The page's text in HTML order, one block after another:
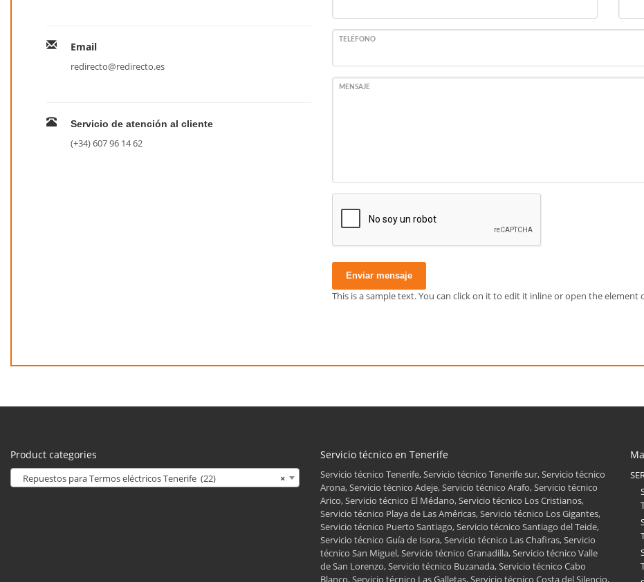
Email
redirecto@redirecto.es
Servicio de atención al cliente
(+34) 607 96 14 62
TELÉFONO
MENSAJE
Enviar mensaje
This is a sample text. You can click on it to edit it inline or open the
Product categories
×
Repuestos para Termos eléctricos Tenerife (22)
Servicio técnico en Tenerife
Servicio técnico Tenerife, Servicio técnico Tenerife sur, Servicio técnico
Arona, Servicio técnico Adeje, Servicio técnico Arafo, Servicio técnico
Arico, Servicio técnico El Médano, Servicio técnico Los Cristianos,
Servicio técnico Playa de Las Américas, Servicio técnico Los Gigantes,
Servicio técnico Puerto Santiago, Servicio técnico Santiago del Teide,
Servicio técnico Guía de Isora, Servicio técnico Las Chafiras, Servicio
técnico San Miguel, Servicio técnico Granadilla, Servicio técnico Valle
de San Lorenzo, Servicio técnico Buzanada, Servicio técnico Cabo
Blanco, Servicio técnico Las Galletas, Servicio técnico Costa del Silencio,